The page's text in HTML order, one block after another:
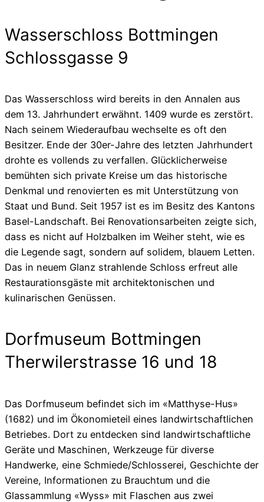
Wasserschloss Bottmingen
Schlossgasse 9
Das Wasserschloss wird bereits in den Annalen aus
dem 13. Jahrhundert erwähnt. 1409 wurde es zerstört.
Nach seinem Wiederaufbau wechselte es oft den
Besitzer. Ende der 30er-Jahre des letzten Jahrhundert
drohte es vollends zu verfallen. Glücklicherweise
bemühten sich private Kreise um das historische
Denkmal und renovierten es mit Unterstützung von
Staat und Bund. Seit 1957 ist es im Besitz des Kantons
Basel-Landschaft. Bei Renovationsarbeiten zeigte sich,
dass es nicht auf Holzbalken im Weiher steht, wie es
die Legende sagt, sondern auf solidem, blauem Letten.
Das in neuem Glanz strahlende Schloss erfreut alle
Restaurationsgäste mit architektonischen und
kulinarischen Genüssen.
Dorfmuseum Bottmingen
Therwilerstrasse 16 und 18
Das Dorfmuseum befindet sich im «Matthyse-Hus»
(1682) und im Ökonomieteil eines landwirtschaftlichen
Betriebes. Dort zu entdecken sind landwirtschaftliche
Geräte und Maschinen, Werkzeuge für diverse
Handwerke, eine Schmiede/Schlosserei, Geschichte der
Vereine, Informationen zu Brauchtum und die
Glassammlung «Wyss» mit Flaschen aus zwei